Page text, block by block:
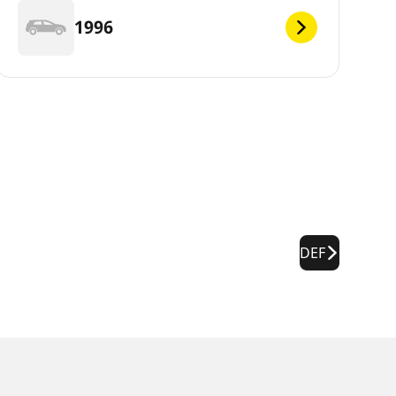
1996
DEF